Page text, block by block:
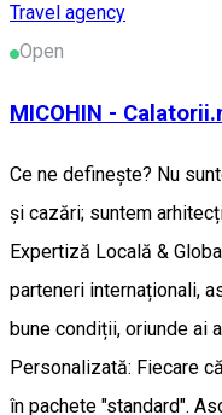
Travel agency
Open
MICOHIN -
Ce ne definește? Nu
și cazări; suntem
Expertiză Locală &
parteneri internaționali,
bune condiții, oriunde ai
Personalizată: Fiecare
în pachete "standard".